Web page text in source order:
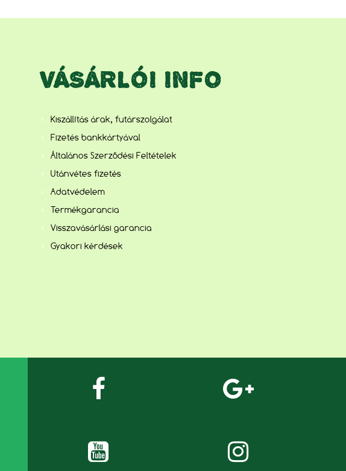
VÁSÁRLÓI INFO
Kiszállítás árak, futárszolgálat
Fizetés bankkártyával
Általános Szerződési Feltételek
Utánvétes fizetés
Adatvédelem
Termékgarancia
Visszavásárlási garancia
Gyakori kérdések